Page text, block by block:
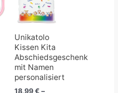
Unikatolo
Kissen Kita
Abschiedsgeschenk
mit Namen
personalisiert
18,99€ –
bis
23,99 €